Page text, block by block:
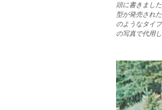
頭に書きまし
型が発売され
のようなタイ
の写真で代用